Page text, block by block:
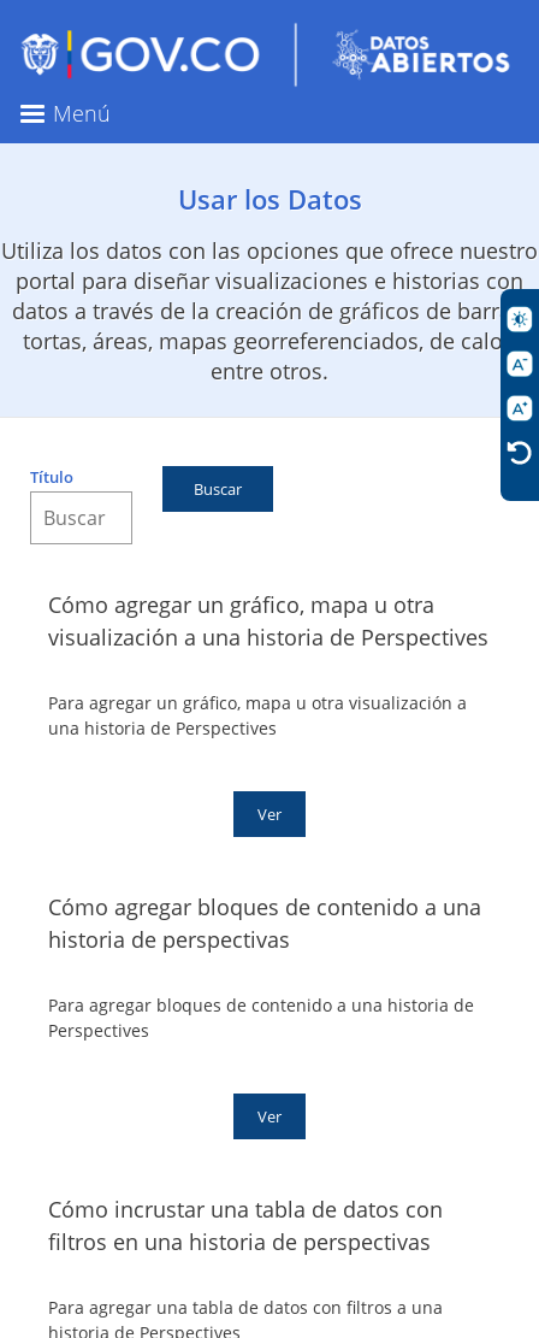
contenido
principal
Menú
Usar los Datos
Utiliza los datos con las opciones que ofrece nuestro
portal para diseñar visualizaciones e historias con
datos a través de la creación de gráficos de barras,
tortas, áreas, mapas georreferenciados, de calor,
entre otros.
Título
Cómo agregar un gráfico, mapa u otra
visualización a una historia de Perspectives
Para agregar un gráfico, mapa u otra visualización a
una historia de Perspectives
Ver
Cómo agregar bloques de contenido a una
historia de perspectivas
Para agregar bloques de contenido a una historia de
Perspectives
Ver
Cómo incrustar una tabla de datos con
filtros en una historia de perspectivas
Para agregar una tabla de datos con filtros a una
historia de Perspectives